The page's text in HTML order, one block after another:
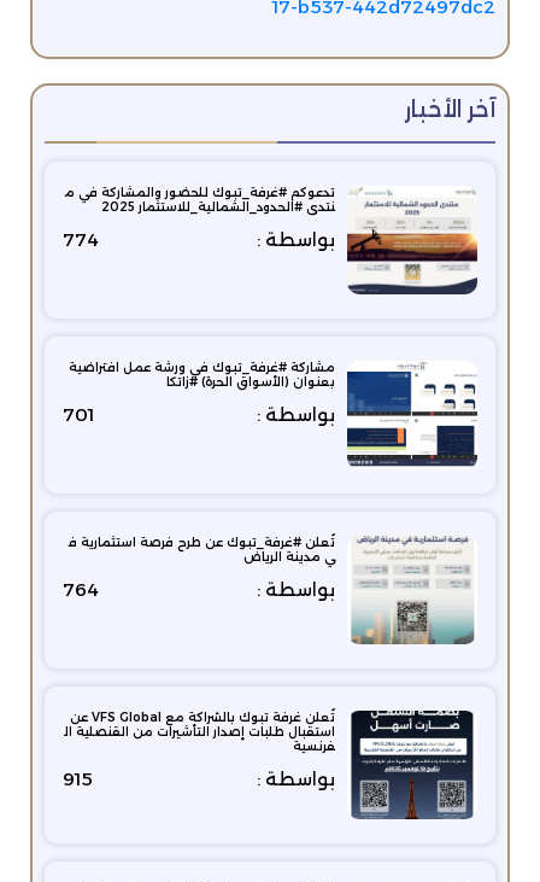
17-b537-442d72497dc2
آخر الأخبار
تدعوكم #غرفة_تبوك للحضور والمشاركة في م
نتدى #الحدود_الشمالية_للاستثمار 2025
بواسطة : 774
مشاركة #غرفة_تبوك في ورشة عمل افتراضية
بعنوان (الأسواق الحرة) #زاتكا‬⁩
بواسطة : 701
تُعلن #غرفة_تبوك عن طرح فرصة استثمارية ف
ي مدينة الرياض
بواسطة : 764
استقبال طلبات إصدار التأشيرات من القنصلية ال
فرنسية
بواسطة : 915